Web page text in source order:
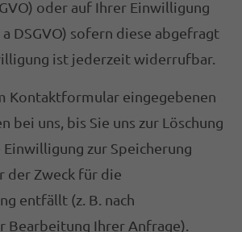
oder auf Ihrer Einwilligung
DSGVO) sofern diese abgefragt
ist jederzeit widerrufbar.
Kontaktformular eingegebenen
bei uns, bis Sie uns zur Löschung
zur Speicherung
der Zweck für die
entfällt (z. B. nach
Bearbeitung Ihrer Anfrage).